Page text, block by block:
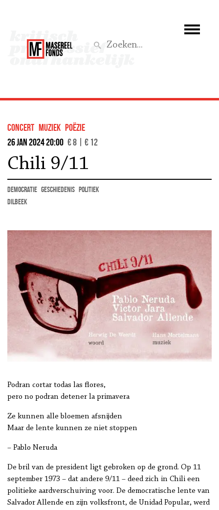
Wat we doen
Steun ons
concert muziek Poëzie
26 jan 2024 20:00 € 8 | € 12
Chili 9/11
democratie geschiedenis politiek
Dilbeek
Podran cortar todas las flores,
pero no podran detener la primavera
Ze kunnen alle bloemen afsnijden
Maar de lente kunnen ze niet stoppen
– Pablo Neruda
De bril van de president ligt gebroken op de grond. Op 11
september 1973 – dat andere 9/11 – deed zich in Chili een
politieke aardverschuiving voor. De democratische lente van
Salvador Allende en zijn volksfront, de Unidad Popular, werd